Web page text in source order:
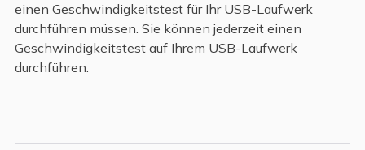
einen Geschwindigkeitstest für Ihr USB-Laufwerk
durchführen müssen. Sie können jederzeit einen
Geschwindigkeitstest auf Ihrem USB-Laufwerk
durchführen.